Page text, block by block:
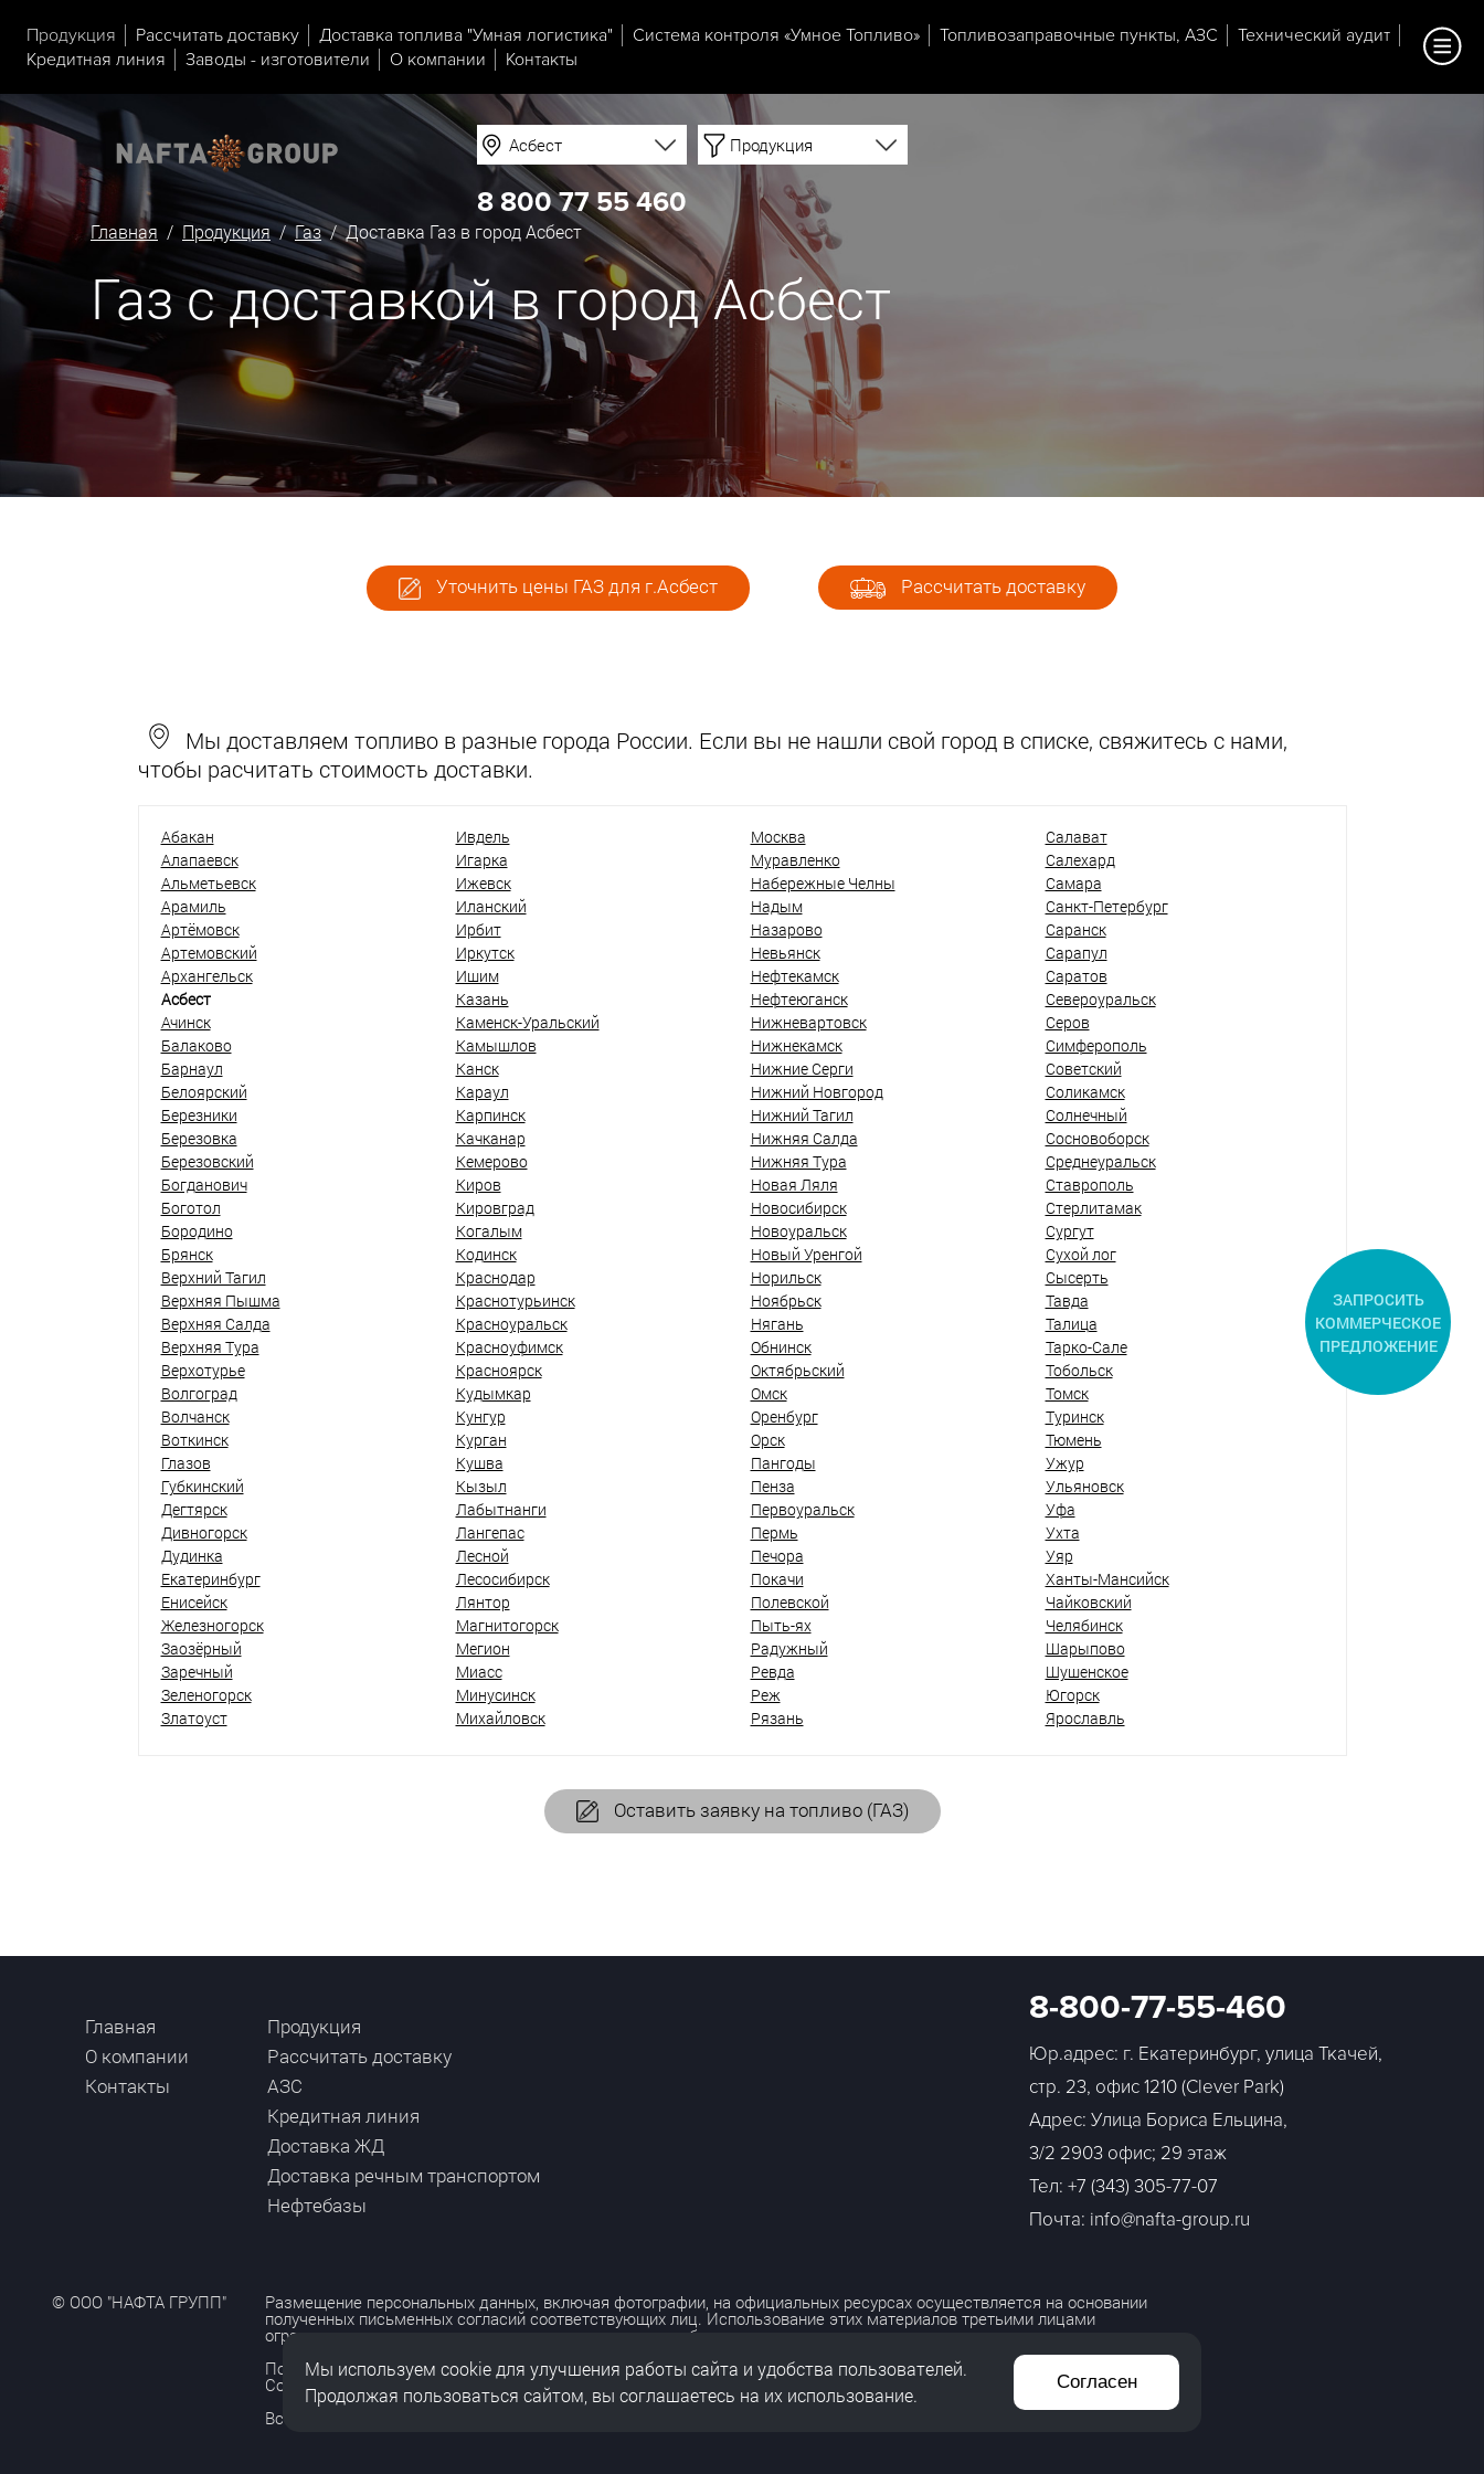
Продукция Рассчитать доставку Доставка топлива "Умная логистика" Система контроля «Умное Топливо» Топливозаправочные пункты, АЗС
Технический аудит
Кредитная линия
Заводы - изготовители О компании Контакты
Асбест Продукция
8 800 77 55 460
Главная / Продукция/Газ/ Доставка Газ в город Асбест
Газ с доставкой в город Асбест
Уточнить цены ГАЗ для г.Асбест Рассчитать доставку
Мы доставляем топливо в разные города России. Если вы не нашли свой город в списке, свяжитесь с нами,
чтобы расчитать стоимость доставки.
Абакан
Алапаевск
Альметьевск
Арамиль
Артёмовск
Артемовский
Архангельск
Асбест
Ачинск
Балаково
Барнаул
Белоярский
Березники
Березовка
Березовский
Богданович
Боготол
Бородино
Брянск
Верхний Тагил
Верхняя Пышма
Верхняя Салда
Верхняя Тура
Верхотурье
Волгоград
Волчанск
Воткинск
Глазов
Губкинский
Дегтярск
Дивногорск
Дудинка
Екатеринбург
Енисейск
Железногорск
Заозёрный
Заречный
Зеленогорск
Златоуст
Ивдель
Игарка
Ижевск
Иланский
Ирбит
Иркутск
Ишим
Казань
Каменск-Уральский
Камышлов
Канск
Караул
Карпинск
Качканар
Кемерово
Киров
Кировград
Когалым
Кодинск
Краснодар
Краснотурьинск
Красноуральск
Красноуфимск
Красноярск
Кудымкар
Кунгур
Курган
Кушва
Кызыл
Лабытнанги
Лангепас
Лесной
Лесосибирск
Лянтор
Магнитогорск
Мегион
Миасс
Минусинск
Михайловск
Москва
Муравленко
Набережные Челны
Надым
Назарово
Невьянск
Нефтекамск
Нефтеюганск
Нижневартовск
Нижнекамск
Нижние Серги
Нижний Новгород
Нижний Тагил
Нижняя Салда
Нижняя Тура
Новая Ляля
Новосибирск
Новоуральск
Новый Уренгой
Норильск
Ноябрьск
Нягань
Обнинск
Октябрьский
Омск
Оренбург
Орск
Пангоды
Пенза
Первоуральск
Пермь
Печора
Покачи
Полевской
Пыть-ях
Радужный
Ревда
Реж
Рязань
Салават
Салехард
Самара
Санкт-Петербург
Саранск
Сарапул
Саратов
Североуральск
Серов
Симферополь
Советский
Соликамск
Солнечный
Сосновоборск
Среднеуральск
Ставрополь
Стерлитамак
Сургут
Сухой лог
Сысерть
Тавда
Талица
Тарко-Сале
Тобольск
Томск
Туринск
Тюмень
Ужур
Ульяновск
Уфа
Ухта
Уяр
Ханты-Мансийск
Чайковский
Челябинск
Шарыпово
Шушенское
Югорск
Ярославль
Оставить заявку на топливо (ГАЗ)
Главная
О компании
Контакты
Продукция
Рассчитать доставку
АЗС
Кредитная линия
Доставка ЖД
Доставка речным транспортом
Нефтебазы
8-800-77-55-460
Юр.адрес: г. Екатеринбург, улица Ткачей,
стр. 23, офис 1210 (Clever Park)
Адрес: Улица Бориса Ельцина,
3/2 2903 офис; 29 этаж
Тел: +7 (343) 305-77-07
Почта: info@nafta-group.ru
© ООО "НАФТА ГРУПП" Размещение персональных данных, включая фотографии, на официальных ресурсах осуществляется на основании
полученных письменных согласий соответствующих лиц. Использование этих материалов третьими лицами
ограничено и допускается только с разрешения правообладателя.
Политика обработки персональных данных
Согласие на обработку персональных данных
Все права защищены
ЗАПРОСИТЬ
КОММЕРЧЕСКОЕ
ПРЕДЛОЖЕНИЕ
Мы используем cookie для улучшения работы сайта и удобства пользователей.
Продолжая пользоваться сайтом, вы соглашаетесь на их использование.
Согласен